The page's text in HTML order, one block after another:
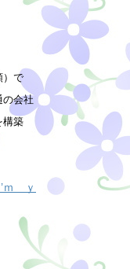
）で
の会社
構築
ｍ ｙ